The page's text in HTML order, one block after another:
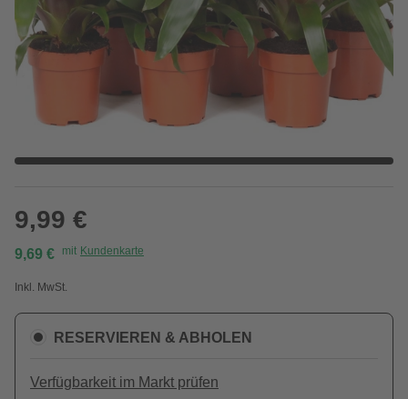
9,99 €
9,69 € mit Kundenkarte
Inkl. MwSt.
RESERVIEREN & ABHOLEN
Verfügbarkeit im Markt prüfen